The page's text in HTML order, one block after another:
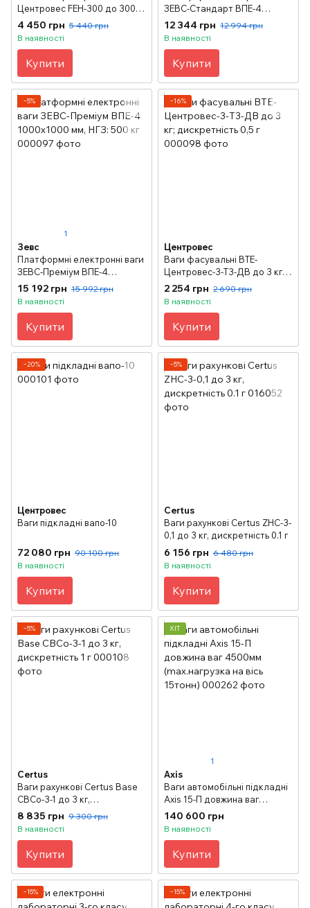
Центровес FEH-300 до 300 г,
дискретність 0.01 г
4 450 грн 5 440 грн
В наявності
Купити
ЗЕВС-Стандарт ВПЕ-4
1000х1000мм, НГЗ: 500кг
12 344 грн 12 994 грн
В наявності
Купити
−5%
1
Зевс
Платформні електронні ваги
ЗЕВС-Преміум ВПЕ-4
1000х1000 мм, НГЗ: 500 кг
15 192 грн 15 992 грн
В наявності
Купити
−16%
Центровес
Ваги фасувальні ВТЕ-
Центровес-3-Т3-ДВ до 3 кг;
дискретність 0,5 г
2 254 грн 2 690 грн
В наявності
Купити
−20%
Центровес
Ваги підкладні вапо-10
72 080 грн 90 100 грн
В наявності
Купити
−5%
Certus
Ваги рахункові Certus ZHC-3-
0,1 до 3 кг, дискретність 0.1 г
6 156 грн 6 480 грн
В наявності
Купити
−5%
Certus
Ваги рахункові Certus Base
СВСо-3-1 до 3 кг,
дискретність 1 г
8 835 грн 9 300 грн
В наявності
Купити
ХІТ
1
Axis
Ваги автомобільні підкладні
Axis 15-П довжина ваг
4500мм (max.нагрузка на
вісь 15тонн)
140 600 грн
В наявності
Купити
−15% −15%